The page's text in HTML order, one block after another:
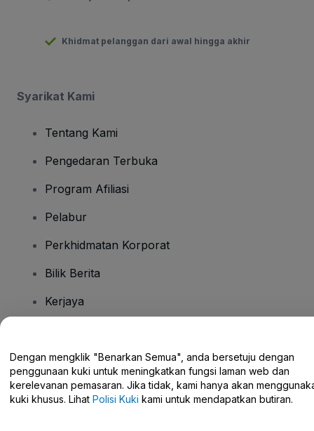
Khidmat pelanggan dari awal hingga akhir
Syarikat Kami
Tentang Kami
Pengedaran Terbuka
Program Afiliasi
Pelabur
Perkhidmatan Korporat
Bilik Berita
Kerjaya
Pusat Bantuan / Hubungi Kami
Dengan mengklik "Benarkan Semua", anda bersetuju dengan
penggunaan kuki untuk meningkatkan fungsi laman web dan
kerelevanan pemasaran. Jika tidak, kami hanya akan
kuki khusus. Lihat Polisi Kuki kami untuk mendapatkan butiran.